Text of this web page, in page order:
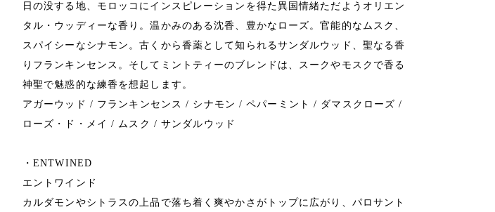
日の没する地、モロッコにインスピレーションを得た異国情緒ただようオリエン
タル・ウッディーな香り。温かみのある沈香、豊かなローズ。官能的なムスク、
スパイシーなシナモン。古くから香薬として知られるサンダルウッド、聖なる香
りフランキンセンス。そしてミントティーのブレンドは、スークやモスクで香る
神聖で魅惑的な練香を想起します。
アガーウッド / フランキンセンス / シナモン / ペパーミント / ダマスクローズ /
ローズ・ド・メイ / ムスク / サンダルウッド
・ENTWINED
エントワインド
カルダモンやシトラスの上品で落ち着く爽やかさがトップに広がり、パロサント